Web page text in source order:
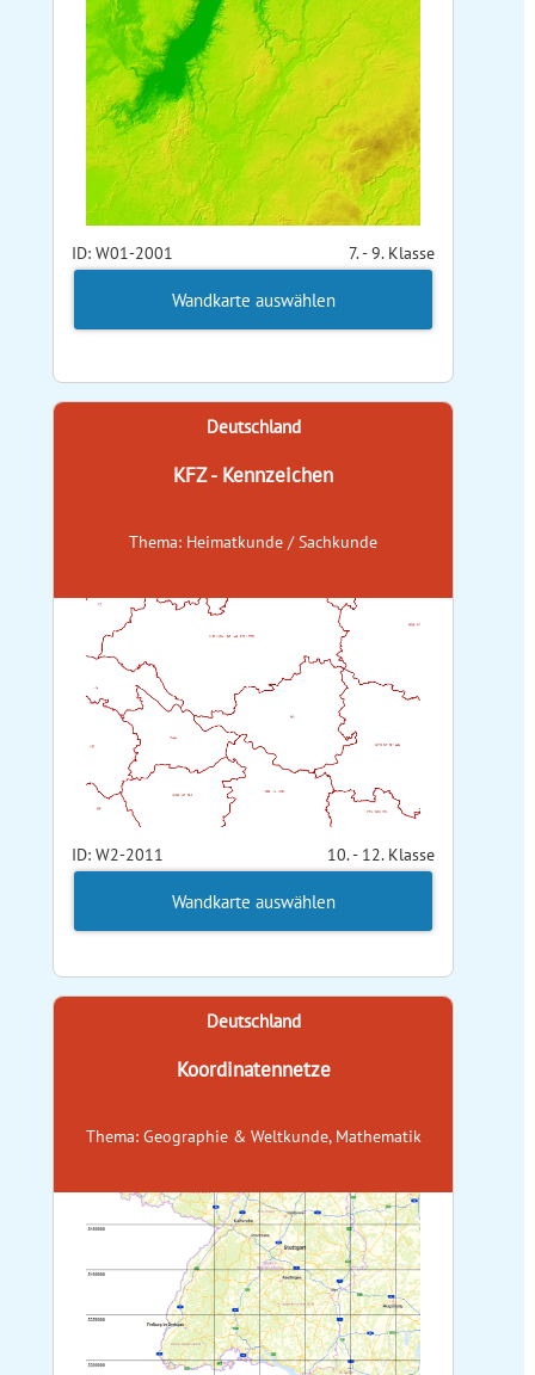
ID: W01-2001 7. - 9. Klasse
Wandkarte auswählen
Deutschland
KFZ - Kennzeichen
Thema: Heimatkunde / Sachkunde
ID: W2-2011 10. - 12. Klasse
Wandkarte auswählen
Deutschland
Koordinatennetze
Thema: Geographie & Weltkunde, Mathematik